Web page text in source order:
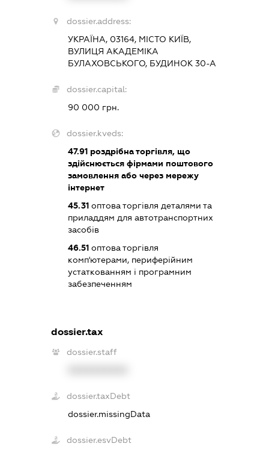
dossier.address:
УКРАЇНА, 03164, МІСТО КИЇВ,
ВУЛИЦЯ АКАДЕМІКА
БУЛАХОВСЬКОГО, БУДИНОК 30-А
dossier.capital:
90 000 грн.
dossier.kveds:
47.91роздрібна торгівля, що
здійснюється фірмами поштового
замовлення або через мережу
інтернет
45.31оптова торгівля деталями та
приладдям для автотранспортних
засобів
46.51оптова торгівля
комп'ютерами, периферійним
устаткованням і програмним
забезпеченням
dossier.tax
dossier.staff
dossier.taxDebt
dossier.missingData
dossier.esvDebt